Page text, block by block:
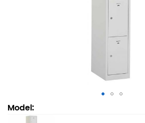
Lockerkast Basic - 4-deurs -
Model: